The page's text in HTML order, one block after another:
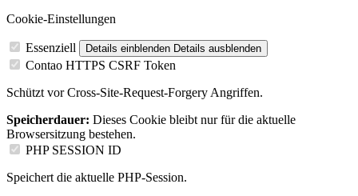
Cookie-Einstellungen
Essenziell Details einblenden Details ausblenden
Contao HTTPS CSRF Token
Schützt vor Cross-Site-Request-Forgery Angriffen.
Speicherdauer: Dieses Cookie bleibt nur für die aktuelle
Browsersitzung bestehen.
PHP SESSION ID
Speichert die aktuelle PHP-Session.